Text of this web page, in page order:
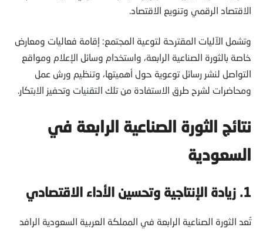
الاقتصاد الرقمي وتنويع الاقتصاد.
وتشمل الآليات المقترحة لتوعية المجتمع: إقامة فعاليات ومعارض
خاصة بالثورة الصناعية الرابعة، واستخدام وسائل الإعلام ومواقع
التواصل لنشر رسائل توعوية حول أهميتها، وتنظيم ورش عمل
ومحاضرات لشرح طرق الاستفادة من تلك التقنيات وتحفيز الابتكار.
نتائج الثورة الصناعية الرابعة في
السعودية
1. زيادة الإنتاجية وتحسين الأداء الاقتصادي
تُعد الثورة الصناعية الرابعة في المملكة العربية السعودية الرافد